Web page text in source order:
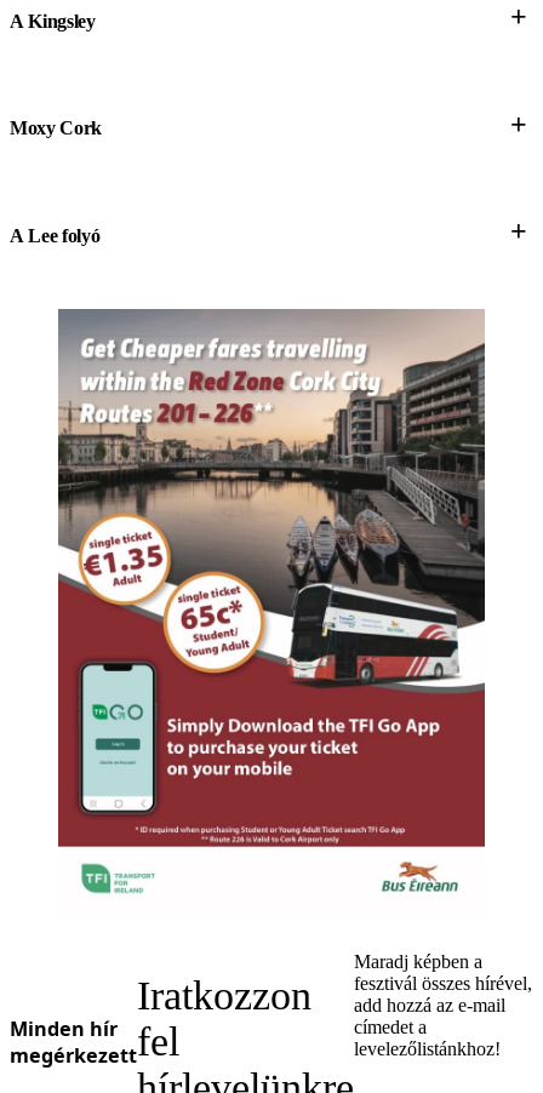
A Kingsley +
Moxy Cork +
A Lee folyó +
Minden hír
megérkezett
Iratkozzon
fel
Maradj képben a
fesztivál összes hírével,
add hozzá az e-mail
címedet a
levelezőlistánkhoz!